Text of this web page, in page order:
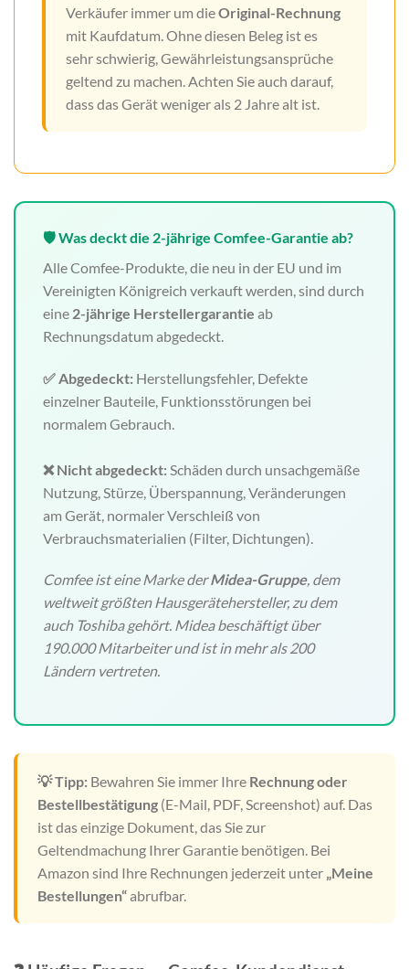
Verkäufer immer um dieOriginal-Rechnung
mit Kaufdatum. Ohne diesen Beleg ist es
sehr schwierig, Gewährleistungsansprüche
geltend zu machen. Achten Sie auch darauf,
dass das Gerät weniger als 2 Jahre alt ist.
🛡️ Was deckt die 2-jährige Comfee-Garantie ab?
Alle Comfee-Produkte, die neu in der EU und im
Vereinigten Königreich verkauft werden, sind durch
eine 2-jährige Herstellergarantie ab
Rechnungsdatum abgedeckt.
✅ Abgedeckt: Herstellungsfehler, Defekte
einzelner Bauteile, Funktionsstörungen bei
normalem Gebrauch.
❌ Nicht abgedeckt: Schäden durch unsachgemäße
Nutzung, Stürze, Überspannung, Veränderungen
am Gerät, normaler Verschleiß von
Verbrauchsmaterialien (Filter, Dichtungen).
Comfee ist eine Marke derMidea-Gruppe, dem
weltweit größten Hausgerätehersteller, zu dem
auch Toshiba gehört. Midea beschäftigt über
190.000 Mitarbeiter und ist in mehr als 200
Ländern vertreten.
💡 Tipp: Bewahren Sie immer Ihre Rechnung oder
Bestellbestätigung (E-Mail, PDF, Screenshot) auf. Das
ist das einzige Dokument, das Sie zur
Geltendmachung Ihrer Garantie benötigen. Bei
Amazon sind Ihre Rechnungen jederzeit unter „Meine
Bestellungen“abrufbar.